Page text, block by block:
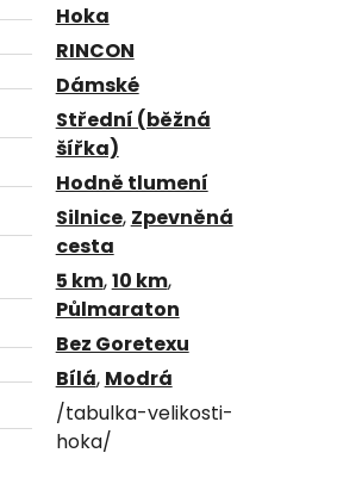
Hoka
RINCON
Dámské
Střední (běžná
šířka)
Hodně tlumení
Silnice, Zpevněná
cesta
5 km,10 km,
Půlmaraton
Bez Goretexu
Bílá, Modrá
/tabulka-velikosti-
hoka/